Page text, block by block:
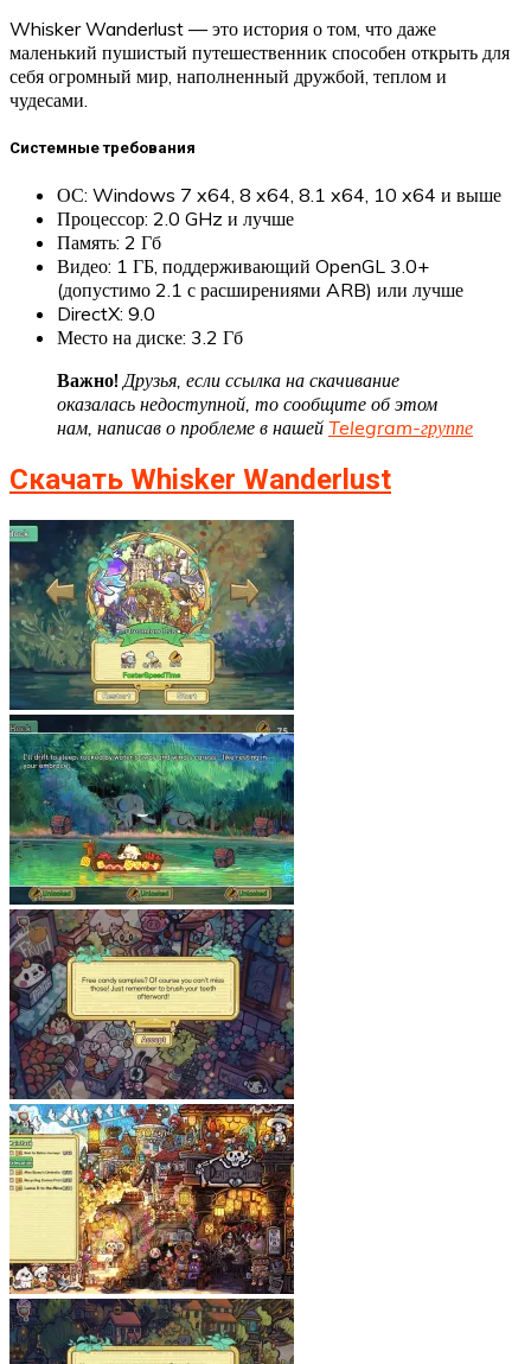
Whisker Wanderlust — это история о том, что даже
маленький пушистый путешественник способен открыть для
себя огромный мир, наполненный дружбой, теплом и
чудесами.
Системные требования
ОС: Windows 7 x64, 8 x64, 8.1 x64, 10 x64 и выше
Процессор: 2.0 GHz и лучше
Память: 2 Гб
Видео: 1 ГБ, поддерживающий OpenGL 3.0+
(допустимо 2.1 с расширениями ARB) или лучше
DirectX: 9.0
Место на диске: 3.2 Гб
Важно! Друзья, если ссылка на скачивание
оказалась недоступной, то сообщите об этом
нам, написав о проблеме в нашей Telegram-группе
Скачать Whisker Wanderlust